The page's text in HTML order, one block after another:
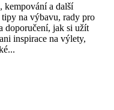
kempování a další
na výbavu, rady pro
doporučení, jak si užít
inspirace na výlety,